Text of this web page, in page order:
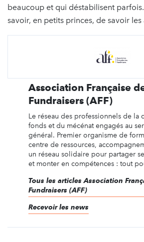
beaucoup et qui déstabilisent
savoir, en petits princes, de savoir
Association Française
Fundraisers (AFF)
Le réseau des professionnels de la
fonds et du mécénat engagés au
général. Premier organisme de
centre de ressources,
un réseau solidaire pour partager
et monter en compétences : tout
Tous les articles Association
Fundraisers (AFF)
Recevoir les news